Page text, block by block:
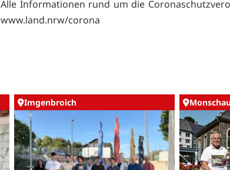
Alle Informationen rund um die
www.land.nrw/corona
Imgenbroich